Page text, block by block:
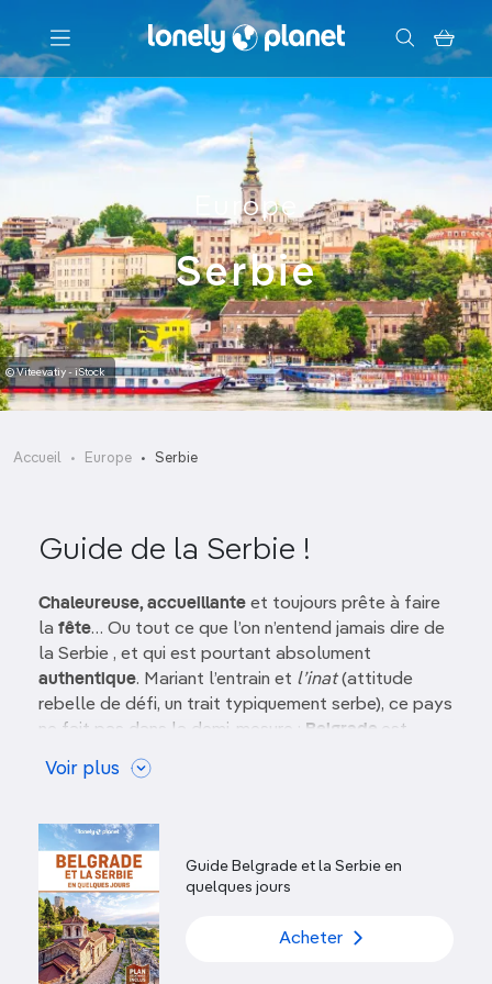
Menu
Votre recherche
Europe
Serbie
© Viteevatiy - iStock
Accueil Europe Serbie
Guide de la Serbie !
Chaleureuse, accueillante et toujours prête à faire
la fête… Ou tout ce que l’on n’entend jamais dire de
la Serbie , et qui est pourtant absolument
authentique. Mariant l’entrain et l’inat(attitude
rebelle de défi, un trait typiquement serbe), ce pays
ne fait pas dans la demi-mesure : Belgrade est
mondialement réputée pour son
endiablée
la ville de Novi Sad
mêmel’hospitalité
étonnez pas d’être reçu avec un verre de rakija
trois baisers sonores.
Si le politiquement correct est aussi courant que
les bars non-fumeurs, la Serbie n’en est pas moins
un creuset culturel:
Voir plus
Guide Belgrade et la Serbie en
quelques jours
Acheter